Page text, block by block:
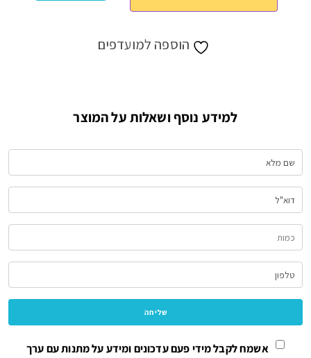
לטעינת
הוספה למועדפים
למידע נוסף ושאלות על המוצר
אשמח לקבל מידי פעם עדכונים ומידע על מתנות עם ערך